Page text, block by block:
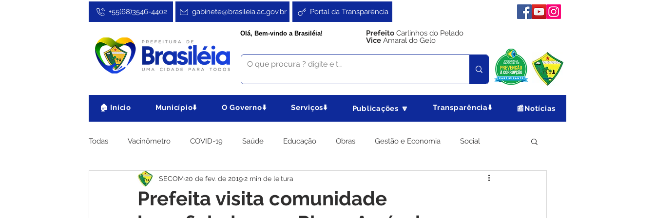
Portal da Transparência
gabinete@brasileia.ac.gov.br
+55(68)3546-4402
Olá, Bem-vindo a Brasiléia! Prefeito Carlinhos do Pelado
Vice Amaral do Gelo
🏠 Início Município⬇️ O Governo⬇️ Serviços⬇️ Publicações 🔽 Transparência⬇️ 📰Notícias
Todas Vacinômetro COVID-19 Saúde Educação Obras Gestão e Economia Social
Cultura, Festa e Esporte No Gabinete Agricultura e Produção Meio Ambiente
Prefeita visita comunidade
SECOM 20 de fev. de 20192 min de leitura